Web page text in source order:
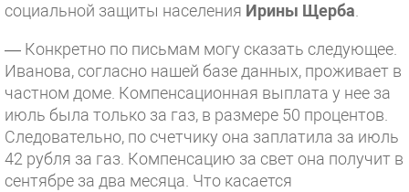
социальной защиты населения Ирины Щерба.
— Конкретно по письмам могу сказать следующее.
Иванова, согласно нашей базе данных, проживает в
частном доме. Компенсационная выплата у нее за
июль была только за газ, в размере 50 процентов.
Следовательно, по счетчику она заплатила за июль
42 рубля за газ. Компенсацию за свет она получит в
сентябре за два месяца. Что касается